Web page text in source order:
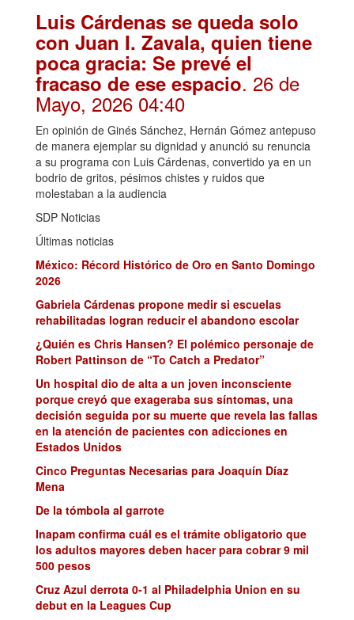
Luis Cárdenas se queda solo
con Juan I. Zavala, quien tiene
poca gracia: Se prevé el
fracaso de ese espacio. 26 de
Mayo, 2026 04:40
En opinión de Ginés Sánchez, Hernán Gómez antepuso
de manera ejemplar su dignidad y anunció su renuncia
a su programa con Luis Cárdenas, convertido ya en un
bodrio de gritos, pésimos chistes y ruidos que
molestaban a la audiencia
SDP Noticias
Últimas noticias
México: Récord Histórico de Oro en Santo Domingo
2026
Gabriela Cárdenas propone medir si escuelas
rehabilitadas logran reducir el abandono escolar
¿Quién es Chris Hansen? El polémico personaje de
Robert Pattinson de “To Catch a Predator”
Un hospital dio de alta a un joven inconsciente
porque creyó que exageraba sus síntomas, una
decisión seguida por su muerte que revela las fallas
en la atención de pacientes con adicciones en
Estados Unidos
Cinco Preguntas Necesarias para Joaquín Díaz
Mena
De la tómbola al garrote
Inapam confirma cuál es el trámite obligatorio que
los adultos mayores deben hacer para cobrar 9 mil
500 pesos
Cruz Azul derrota 0-1 al Philadelphia Union en su
debut en la Leagues Cup